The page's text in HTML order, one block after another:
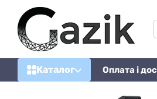
Перейти до основного контенту
Каталог Оплата і